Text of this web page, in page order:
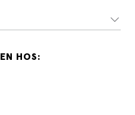
HOS: